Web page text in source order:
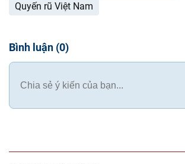
Quyến rũ Việt Nam
Bình luận (0)